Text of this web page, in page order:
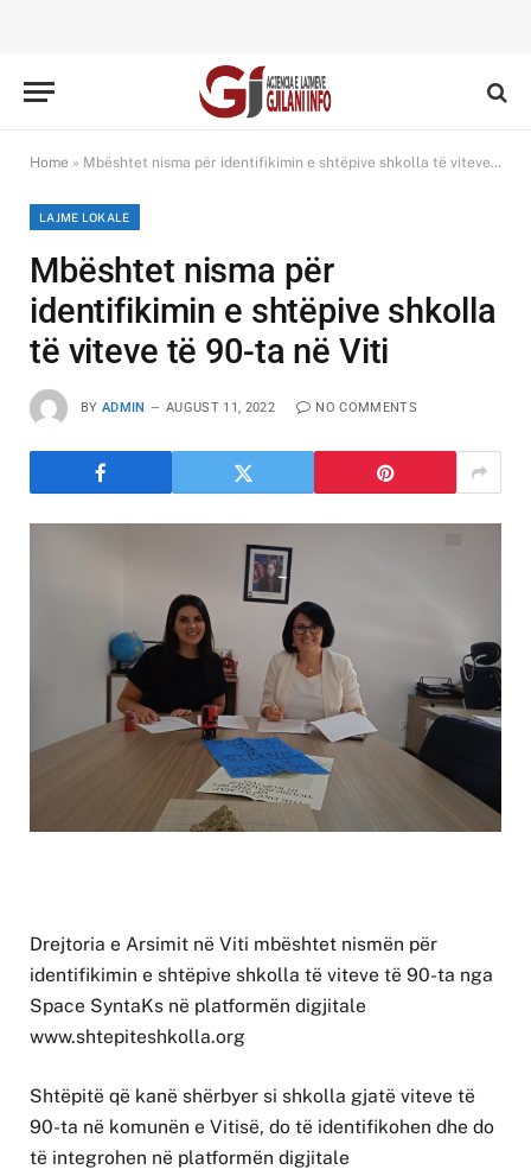
Home » Mbështet nisma për identifikimin e shtëpive shkolla të viteve të 90-ta në Viti
LAJME LOKALE
Mbështet nisma për
identifikimin e shtëpive shkolla
të viteve të 90-ta në Viti
BY ADMIN AUGUST 11, 2022 NO COMMENTS
Drejtoria e Arsimit në Viti mbështet nismën për
identifikimin e shtëpive shkolla të viteve të 90-ta nga
Space SyntaKs në platformën digjitale
www.shtepiteshkolla.org
Shtëpitë që kanë shërbyer si shkolla gjatë viteve të
90-ta në komunën e Vitisë, do të identifikohen dhe do
të integrohen në platformën digjitale